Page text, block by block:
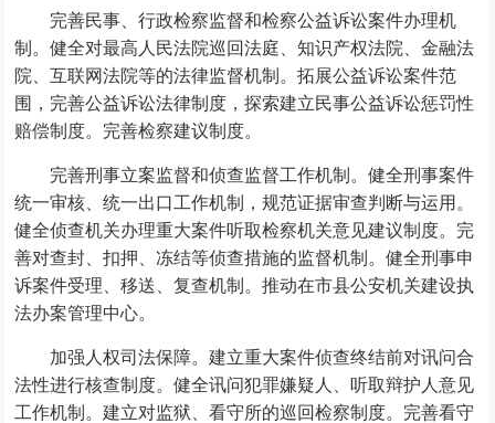
完善民事、行政检察监督和检察公益诉讼案件办理机
制。健全对最高人民法院巡回法庭、知识产权法院、金融法
院、互联网法院等的法律监督机制。拓展公益诉讼案件范
围，完善公益诉讼法律制度，探索建立民事公益诉讼惩罚性
赔偿制度。完善检察建议制度。
完善刑事立案监督和侦查监督工作机制。健全刑事案件
统一审核、统一出口工作机制，规范证据审查判断与运用。
健全侦查机关办理重大案件听取检察机关意见建议制度。完
善对查封、扣押、冻结等侦查措施的监督机制。健全刑事申
诉案件受理、移送、复查机制。推动在市县公安机关建设执
法办案管理中心。
加强人权司法保障。建立重大案件侦查终结前对讯问合
法性进行核查制度。健全讯问犯罪嫌疑人、听取辩护人意见
工作机制。建立对监狱、看守所的巡回检察制度。完善看守